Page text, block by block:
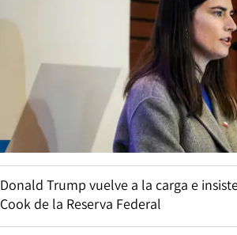
Donald Trump vuelve a la carga e
Cook de la Reserva Federal